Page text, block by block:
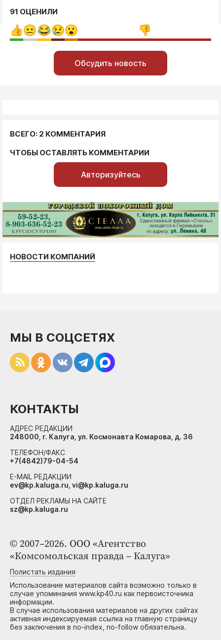
91 ОЦЕНИЛИ
Обсудить новость
ВСЕГО: 2 КОММЕНТАРИЯ
ЧТОБЫ ОСТАВЛЯТЬ КОММЕНТАРИИ
Авторизуйтесь
НОВОСТИ КОМПАНИЙ
© 2007–2026. ООО «Агентство
«Комсомольская правда – Калуга»
Полистать издания
Использование материалов сайта возможно только в
случае упоминания www.kp40.ru как первоисточника
информации.
В случае использования материалов на других сайтах
активная индексируемая ссылка на главную страницу
без заключения в no-index, no-follow обязательна.
МЫ В СОЦСЕТЯХ
КОНТАКТЫ
АДРЕС РЕДАКЦИИ
248000, г. Калуга, ул. Космонавта Комарова, д. 36
ТЕЛЕФОН/ФАКС
+7(4842)79-04-54
E-MAIL РЕДАКЦИИ
ev@kp.kaluga.ru, vi@kp.kaluga.ru
ОТДЕЛ РЕКЛАМЫ НА САЙТЕ
sz@kp.kaluga.ru